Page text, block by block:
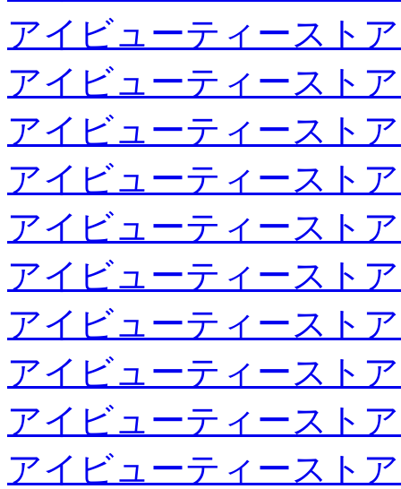
アイビューティースト
アイビューティースト
アイビューティースト
アイビューティースト
アイビューティースト
アイビューティースト
アイビューティースト
アイビューティースト
アイビューティースト
アイビューティースト